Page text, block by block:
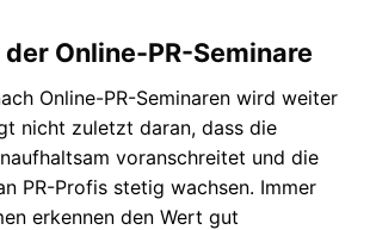
Online-PR-Seminare
Online-PR-Seminaren wird weiter
nicht zuletzt daran, dass die
voranschreitet und die
PR-Profis stetig wachsen. Immer
erkennen den Wert gut